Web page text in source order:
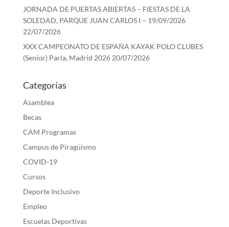
JORNADA DE PUERTAS ABIERTAS – FIESTAS DE LA
SOLEDAD, PARQUE JUAN CARLOS I – 19/09/2026
22/07/2026
XXX CAMPEONATO DE ESPAÑA KAYAK POLO CLUBES
(Senior) Parla, Madrid 2026 20/07/2026
Categorías
Asamblea
Becas
CAM Programas
Campus de Piragüismo
COVID-19
Cursos
Deporte Inclusivo
Empleo
Escuelas Deportivas